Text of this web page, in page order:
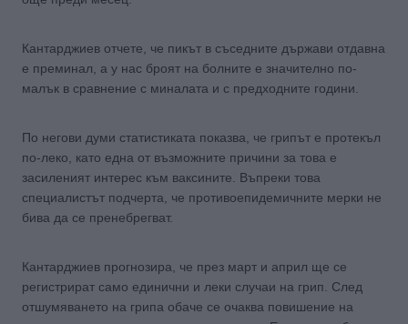
Кантарджиев отчете, че пикът в съседните държави отдавна
е преминал, а у нас броят на болните е значително по-
малък в сравнение с миналата и с предходните години.
По негови думи статистиката показва, че грипът е протекъл
по-леко, като една от възможните причини за това е
засиленият интерес към ваксините. Въпреки това
специалистът подчерта, че противоепидемичните мерки не
бива да се пренебрегват.
Кантарджиев прогнозира, че през март и април ще се
регистрират само единични и леки случаи на грип. След
отшумяването на грипа обаче се очаква повишение на